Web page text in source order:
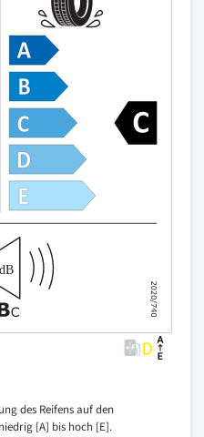
des Reifens auf den
[A] bis hoch [E].